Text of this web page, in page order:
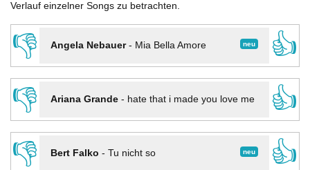
Verlauf einzelner Songs zu betrachten.
👎 neu
Angela Nebauer- Mia Bella Amore
👍
👎
Ariana Grande- hate that i made you love me
👍
👎
neu
Bert Falko - Tu nicht so
👍